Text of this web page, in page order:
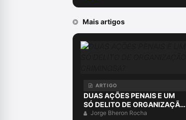
Mais artigos
ARTIGO
DUAS AÇÕES PENAIS E UM
SÓ DELITO DE ORGANIZAÇÃO
CRIMINOSA?
Jorge Bheron Rocha